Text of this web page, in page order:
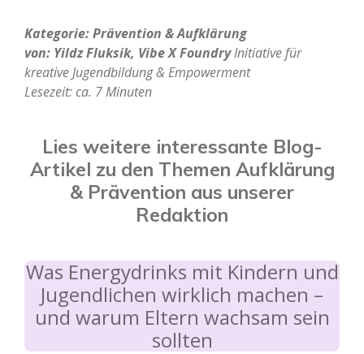
Kategorie: Prävention & Aufklärung
von: Yildz Fluksik, Vibe X FoundryInitiative für
kreative Jugendbildung & Empowerment
Lesezeit: ca. 7 Minuten
Lies weitere interessante Blog-
Artikel zu den Themen Aufklärung
& Prävention aus unserer
Redaktion
Was Energydrinks mit Kindern und
Jugendlichen wirklich machen –
und warum Eltern wachsam sein
sollten